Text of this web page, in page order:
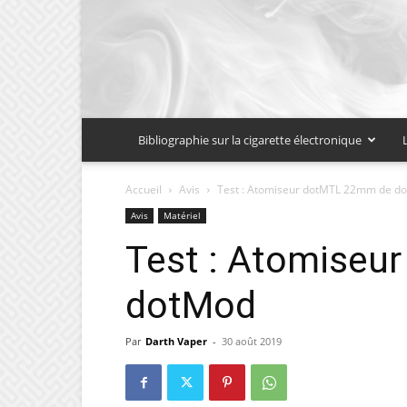
Bibliographie sur la cigarette électronique
Accueil Avis Test : Atomiseur dotMTL 22mm de
Avis Matériel
Test :
dotMod
Par Darth Vaper - 30 août 2019